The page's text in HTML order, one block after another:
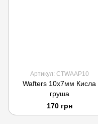
Артикул: CTWAAP10
Wafters 10x7мм Кисла
груша
170 грн